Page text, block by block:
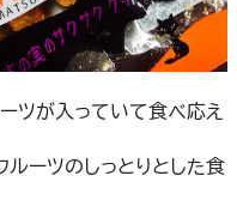
ーツが入っていて食べ応え
ルーツのしっとりとした食